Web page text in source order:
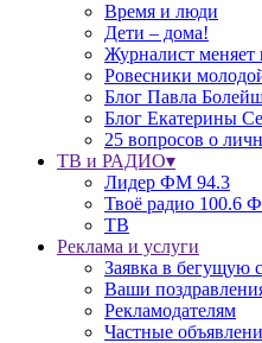
Время и люди
Дети – дома!
Журналист
Ровесники
Блог Павла
Блог Екатерины
25 вопросов о
ТВ и РАДИО▾
Лидер ФМ 94.3
Твоё радио 100.6
ТВ
Реклама и услуги
Заявка в бегущую
Ваши
Рекламодателям
Частные